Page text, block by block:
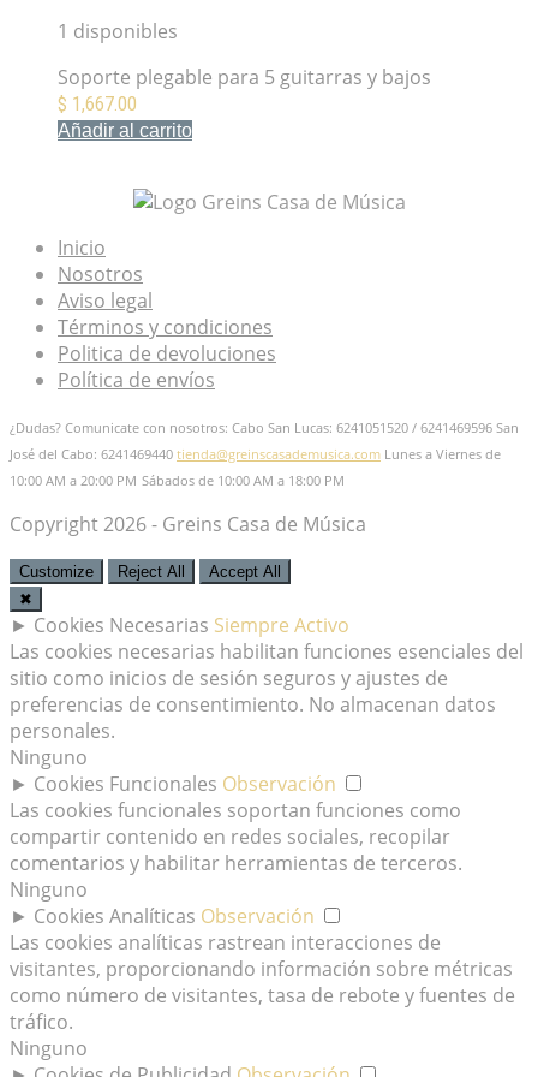
1 disponibles
Soporte plegable para 5 guitarras y bajos
$ 1,667.00
Añadir al carrito
Inicio
Nosotros
Aviso legal
Términos y condiciones
Politica de devoluciones
Política de envíos
¿Dudas? Comunicate con nosotros: Cabo San Lucas: 6241051520 / 6241469596 San
José del Cabo: 6241469440 tienda@greinscasademusica.com Lunes a Viernes de
10:00 AM a 20:00 PM Sábados de 10:00 AM a 18:00 PM
Copyright 2026 - Greins Casa de Música
Customize Reject All
Accept All
✖
► Cookies Necesarias Siempre Activo
Las cookies necesarias habilitan funciones esenciales del
sitio como inicios de sesión seguros y ajustes de
preferencias de consentimiento. No almacenan datos
personales.
Ninguno
► Cookies Funcionales Observación
Las cookies funcionales soportan funciones como
compartir contenido en redes sociales, recopilar
comentarios y habilitar herramientas de terceros.
Ninguno
► Cookies Analíticas Observación
Las cookies analíticas rastrean interacciones de
visitantes, proporcionando información sobre métricas
como número de visitantes, tasa de rebote y fuentes de
tráfico.
Ninguno